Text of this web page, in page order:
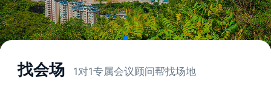
找会场 1对1专属会议顾问帮找场地